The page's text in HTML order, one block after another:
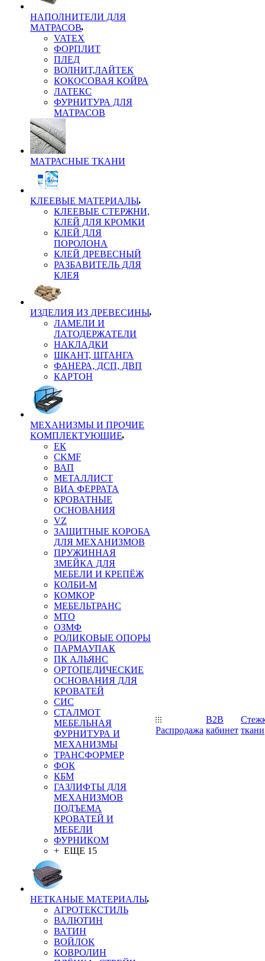
НАПОЛНИТЕЛИ ДЛЯ
МАТРАСОВ
VATEX
ФОРПЛИТ
ПЛЕД
ВОЛНИТ,ЛАЙТЕК
КОКОСОВАЯ КОЙРА
ЛАТЕКС
ФУРНИТУРА ДЛЯ
МАТРАСОВ
МАТРАСНЫЕ ТКАНИ
КЛЕЕВЫЕ МАТЕРИАЛЫ
КЛЕЕВЫЕ СТЕРЖНИ,
КЛЕЙ ДЛЯ КРОМКИ
КЛЕЙ ДЛЯ
ПОРОЛОНА
КЛЕЙ ДРЕВЕСНЫЙ
РАЗБАВИТЕЛЬ ДЛЯ
КЛЕЯ
ИЗДЕЛИЯ ИЗ ДРЕВЕСИНЫ
ЛАМЕЛИ И
ЛАТОДЕРЖАТЕЛИ
НАКЛАДКИ
ШКАНТ, ШТАНГА
ФАНЕРА, ДСП, ДВП
КАРТОН
МЕХАНИЗМЫ И ПРОЧИЕ
КОМПЛЕКТУЮЩИЕ
ЕК
CKMF
ВАП
МЕТАЛЛИСТ
ВИА ФЕРРАТА
КРОВАТНЫЕ
ОСНОВАНИЯ
VZ
ЗАЩИТНЫЕ КОРОБА
ДЛЯ МЕХАНИЗМОВ
ПРУЖИННАЯ
ЗМЕЙКА ДЛЯ
МЕБЕЛИ И КРЕПЁЖ
КОЛБИ-М
КОМКОР
МЕБЕЛЬТРАНС
MTO
ОЗМФ
РОЛИКОВЫЕ ОПОРЫ
ПАРМАУПАК
ПК АЛЬЯНС
ОРТОПЕДИЧЕСКИЕ
ОСНОВАНИЯ ДЛЯ
КРОВАТЕЙ
СИС
СТАЛМОТ
МЕБЕЛЬНАЯ
ФУРНИТУРА И
МЕХАНИЗМЫ
ТРАНСФОРМЕР
ФОК
КБМ
ГАЗЛИФТЫ ДЛЯ
МЕХАНИЗМОВ
ПОДЪЕМА
КРОВАТЕЙ И
МЕБЕЛИ
ФУРНИКОМ
+ ЕЩЕ 15
НЕТКАНЫЕ МАТЕРИАЛЫ
АГРОТЕКСТИЛЬ
ВАЛЮТИН
ВАТИН
ВОЙЛОК
КОВРОЛИН
Распродажа
B2B
кабинет ткани